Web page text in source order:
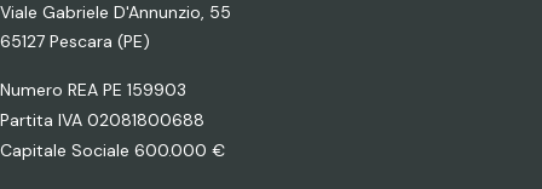
Viale Gabriele D'Annunzio, 55
65127 Pescara (PE)
Numero REA PE 159903
Partita IVA 02081800688
Capitale Sociale 600.000 €